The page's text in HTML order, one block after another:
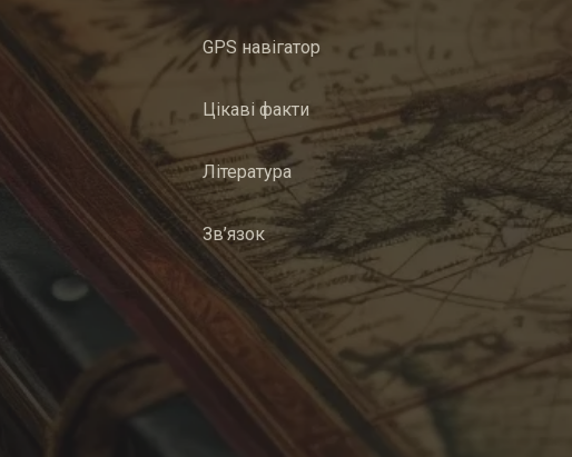
GPS навігатор
Цікаві факти
Література
Зв’язок